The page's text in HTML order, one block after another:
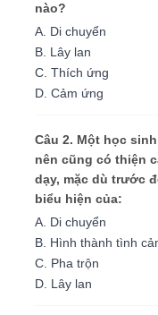
nào?
A. Di chuyển
B. Lây lan
C. Thích ứng
D. Cảm ứng
Câu 2. Một học
nên cũng có thiện
dạy, mặc dù trước
biểu hiện của:
A. Di chuyển
B. Hình thành tình
C. Pha trộn
D. Lây lan